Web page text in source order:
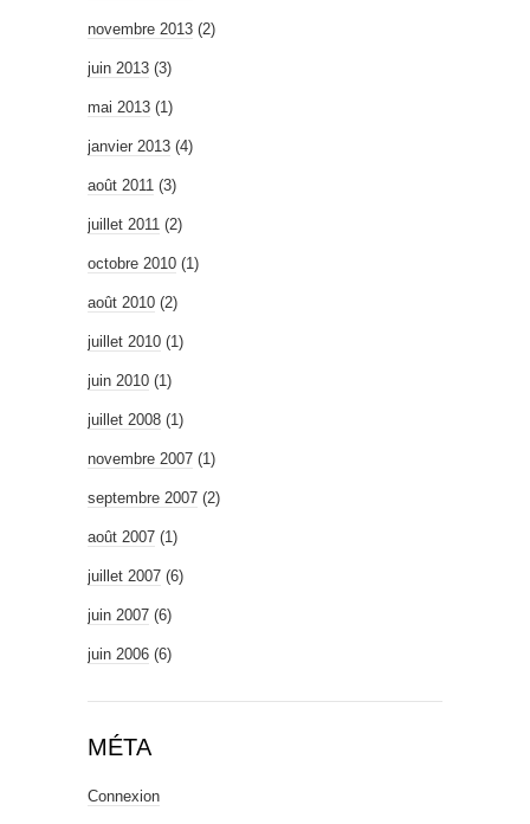
novembre 2013 (2)
juin 2013 (3)
mai 2013 (1)
janvier 2013 (4)
août 2011 (3)
juillet 2011 (2)
octobre 2010 (1)
août 2010 (2)
juillet 2010 (1)
juin 2010 (1)
juillet 2008 (1)
novembre 2007 (1)
septembre 2007 (2)
août 2007 (1)
juillet 2007 (6)
juin 2007 (6)
juin 2006 (6)
MÉTA
Connexion